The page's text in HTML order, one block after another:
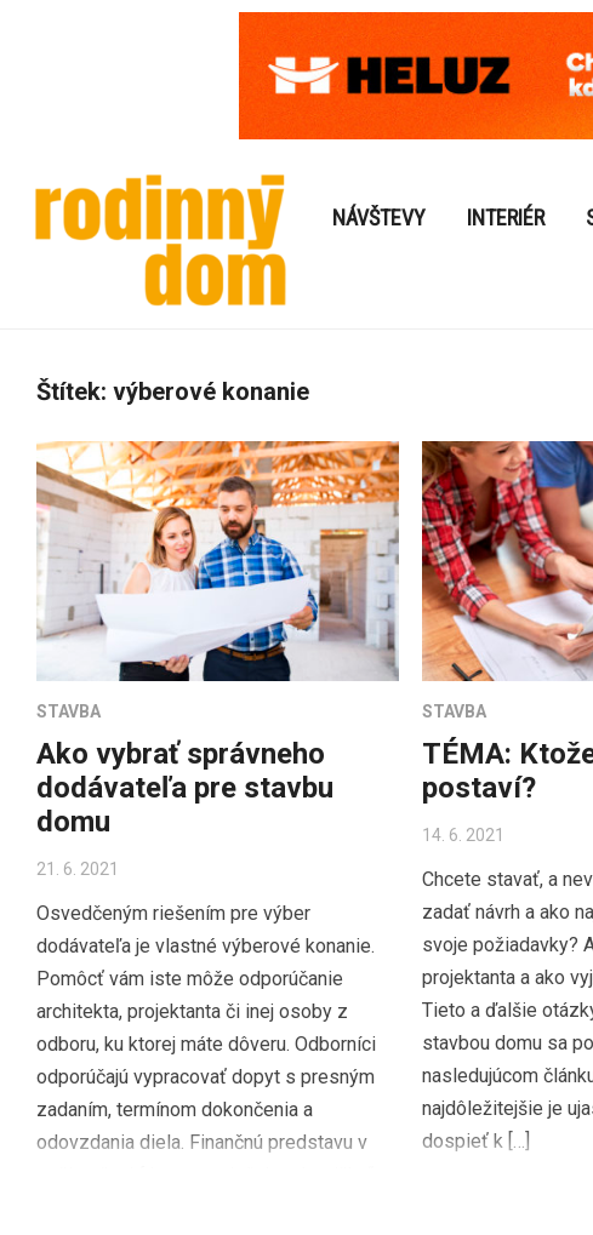
NÁVŠTEVY INTERIÉR
Štítek: výberové konanie
STAVBA
Ako vybrať správneho
dodávateľa pre stavbu
domu
21. 6. 2021
Osvedčeným riešením pre výber
dodávateľa je vlastné výberové konanie.
Pomôcť vám iste môže odporúčanie
architekta, projektanta či inej osoby z
odboru, ku ktorej máte dôveru. Odborníci
odporúčajú vypracovať dopyt s presným
zadaním, termínom dokončenia a
odovzdania diela. Finančnú predstavu v
STAVBA
TÉMA:
postaví?
14. 6. 2021
Chcete stavať, a
zadať návrh a ako
svoje požiadavky?
projektanta a ako
Tieto a ďalšie
stavbou domu sa
nasledujúcom
najdôležitejšie je
dospieť k […]